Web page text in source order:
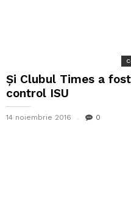
Și Clubul Times a
control ISU
14 noiembrie 2016 0